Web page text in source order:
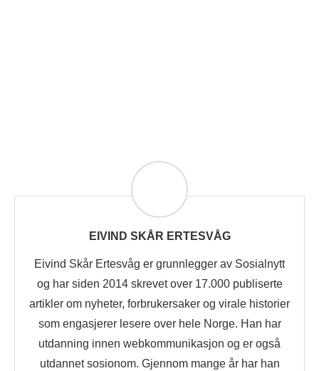
EIVIND SKÅR ERTESVÅG
Eivind Skår Ertesvåg er grunnlegger av Sosialnytt
og har siden 2014 skrevet over 17.000 publiserte
artikler om nyheter, forbrukersaker og virale historier
som engasjerer lesere over hele Norge. Han har
utdanning innen webkommunikasjon og er også
utdannet sosionom. Gjennom mange år har han